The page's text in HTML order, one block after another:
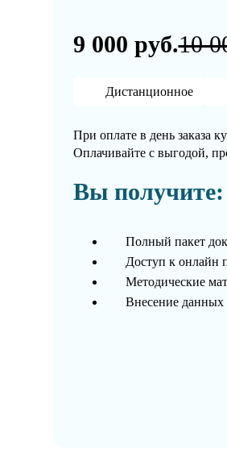
9 000 руб.10
Дистанционное
При оплате в день заказа
Оплачивайте с выгодой,
Вы получите:
Полный пакет
Доступ к онлайн
Методические
Внесение данных